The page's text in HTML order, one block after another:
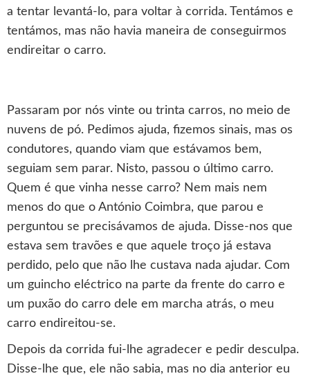
a tentar levantá-lo, para voltar à corrida. Tentámos e
tentámos, mas não havia maneira de conseguirmos
endireitar o carro.
Passaram por nós vinte ou trinta carros, no meio de
nuvens de pó. Pedimos ajuda, fizemos sinais, mas os
condutores, quando viam que estávamos bem,
seguiam sem parar. Nisto, passou o último carro.
Quem é que vinha nesse carro? Nem mais nem
menos do que o António Coimbra, que parou e
perguntou se precisávamos de ajuda. Disse-nos que
estava sem travões e que aquele troço já estava
perdido, pelo que não lhe custava nada ajudar. Com
um guincho eléctrico na parte da frente do carro e
um puxão do carro dele em marcha atrás, o meu
carro endireitou-se.
Depois da corrida fui-lhe agradecer e pedir desculpa.
Disse-lhe que, ele não sabia, mas no dia anterior eu